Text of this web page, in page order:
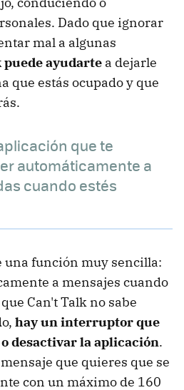
Dado que ignorar
mal a algunas
puede ayudarte a dejarle
que estás ocupado y que
que te
automáticamente a
cuando estés
una función muy sencilla:
a mensajes cuando
Can't Talk no sabe
hay un interruptor que
desactivar la aplicación.
que quieres que se
con un máximo de 160